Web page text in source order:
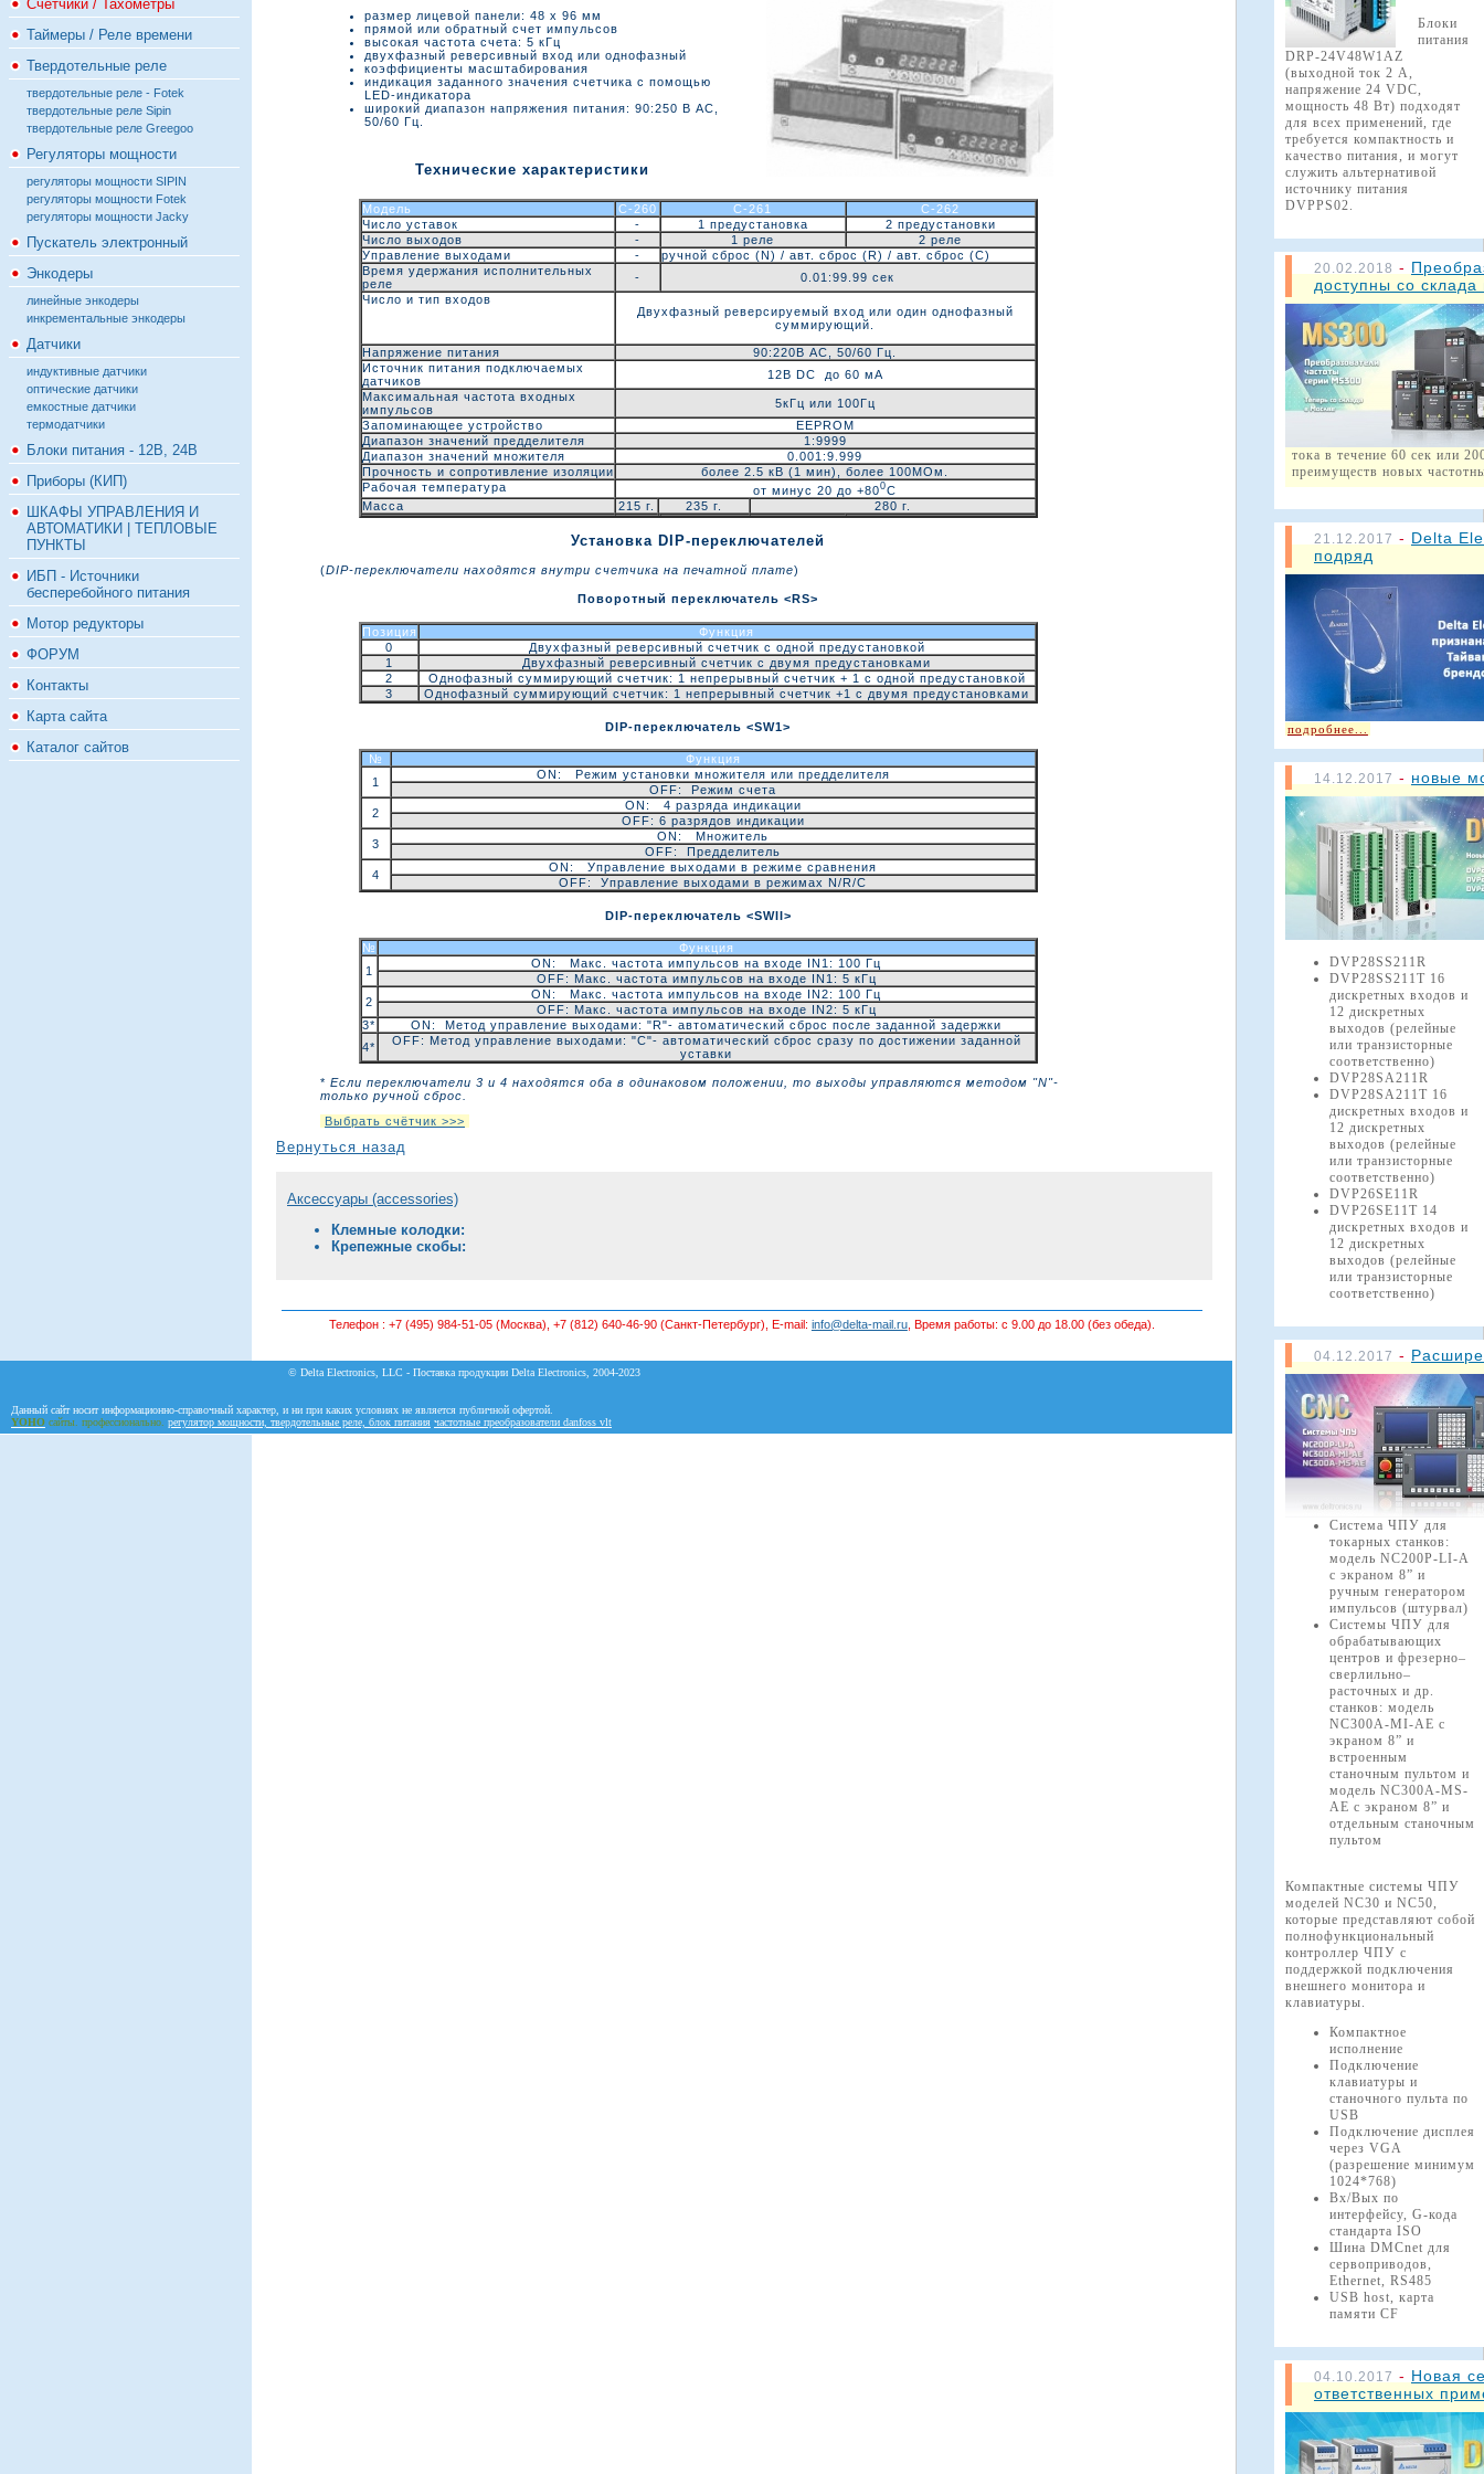
Блоки
питания
DRP-24V48W1AZ
(выходной ток 2 А,
напряжение 24 VDC,
мощность 48 Вт) подходят
для всех применений, где
требуется компактность и
качество питания, и могут
служить альтернативой
источнику питания
DVPPS02.
20.02.2018 -
доступны со
тока в течение 60 сек или
преимуществ новых
21.12.2017 - Delta
подряд
подробнее...
14.12.2017 - новые
DVP28SS211R
DVP28SS211T 16
дискретных входов и
12 дискретных
выходов (релейные
или транзисторные
соответственно)
DVP28SA211R
DVP28SA211T 16
дискретных входов и
12 дискретных
выходов (релейные
или транзисторные
соответственно)
DVP26SE11R
DVP26SE11T 14
дискретных входов и
12 дискретных
выходов (релейные
или транзисторные
соответственно)
04.12.2017 -
Система ЧПУ для
токарных станков:
модель NC200P-LI-A
с экраном 8” и
ручным генератором
импульсов (штурвал)
Системы ЧПУ для
обрабатывающих
центров и фрезерно–
сверлильно–
расточных и др.
станков: модель
NC300A-MI-AE с
экраном 8” и
встроенным
станочным пультом и
модель NC300A-MS-
AE с экраном 8” и
отдельным станочным
пультом
Компактные системы ЧПУ
моделей NC30 и NC50,
которые представляют собой
полнофункциональный
контроллер ЧПУ с
поддержкой подключения
внешнего монитора и
клавиатуры.
Компактное
исполнение
Подключение
клавиатуры и
станочного пульта по
USB
Подключение дисплея
через VGA
(разрешение минимум
1024*768)
Вх/Вых по
интерфейсу, G-кода
стандарта ISO
Шина DMCnet для
сервоприводов,
Ethernet, RS485
USB host, карта
памяти CF
04.10.2017 - Новая
ответственных
Счётчики / Тахометры
Таймеры / Реле времени
Твердотельные реле
твердотельные реле - Fotek
твердотельные реле Sipin
твердотельные реле Greegoo
Регуляторы мощности
регуляторы мощности SIPIN
регуляторы мощности Fotek
регуляторы мощности Jacky
Пускатель электронный
Энкодеры
линейные энкодеры
инкрементальные энкодеры
Датчики
индуктивные датчики
оптические датчики
емкостные датчики
термодатчики
Блоки питания - 12В, 24В
Приборы (КИП)
ШКАФЫ УПРАВЛЕНИЯ И
АВТОМАТИКИ | ТЕПЛОВЫЕ
ПУНКТЫ
ИБП - Источники
бесперебойного питания
Мотор редукторы
ФОРУМ
Контакты
Карта сайта
Каталог сайтов
размер лицевой панели: 48 х 96 мм
прямой или обратный счет импульсов
высокая частота счета: 5 кГц
двухфазный реверсивный вход или однофазный
коэффициенты масштабирования
индикация заданного значения счетчика с помощью
LED-индикатора
широкий диапазон напряжения питания: 90:250 В AC,
50/60 Гц.
Технические характеристики
Модель C-260 C-261
C-262
Число уставок
- 1 предустановка
2 предустановки
Число выходов
- 1 реле
2 реле
Управление выходами
-
ручной сброс (N) / авт. сброс (R) / авт. сброс (С)
Время удержания исполнительных
реле
-
0.01:99.99 сек
Число и тип входов
Двухфазный реверсируемый вход или один однофазный
суммирующий.
Напряжение питания
90:220В АС, 50/60 Гц.
Источник питания подключаемых
датчиков
12В DC до 60 мА
Максимальная частота входных
импульсов
5кГц или 100Гц
Запоминающее устройство
EEPROM
Диапазон значений предделителя
1:9999
Диапазон значений множителя
0.001:9.999
Прочность и сопротивление изоляции
более 2.5 кВ (1 мин), более 100МОм.
Рабочая температура
от минус 20 до +800С
Масса
215 г. 235 г. 280 г.
Установка DIP-переключателей
(DIP-переключатели находятся внутри счетчика на печатной плате)
Поворотный переключатель <RS>
Позиция
Функция
0
Двухфазный реверсивный счетчик с одной предустановкой
1
Двухфазный реверсивный счетчик с двумя предустановками
2
Однофазный суммирующий счетчик: 1 непрерывный счетчик + 1 с одной предустановкой
3
Однофазный суммирующий счетчик: 1 непрерывный счетчик +1 с двумя предустановками
DIP-переключатель <SW1>
№
Функция
1
ON: Режим установки множителя или предделителя
OFF: Режим счета
2
ON: 4 разряда индикации
OFF: 6 разрядов индикации
3
ON: Множитель
OFF: Предделитель
4
ON: Управление выходами в режиме сравнения
OFF: Управление выходами в режимах N/R/C
DIP-переключатель <SWII>
№
Функция
1
ON: Макс. частота импульсов на входе IN1: 100 Гц
OFF: Макс. частота импульсов на входе IN1: 5 кГц
2
ON: Макс. частота импульсов на входе IN2: 100 Гц
OFF: Макс. частота импульсов на входе IN2: 5 кГц
3*
ON: Метод управление выходами: "R"- автоматический сброс после заданной задержки
4*
OFF: Метод управление выходами: "С"- автоматический сброс сразу по достижении заданной
уставки
* Если переключатели 3 и 4 находятся оба в одинаковом положении, то выходы управляются методом "N"-
только ручной сброс.
Выбрать счётчик >>>
Вернуться назад
Аксессуары (accessories)
Клемные колодки:
Крепежные скобы:
Телефон : +7 (495) 984-51-05 (Москва), +7 (812) 640-46-90 (Санкт-Петербург), E-mail: info@delta-mail.ru, Время работы: с 9.00 до 18.00 (без обеда).
© Delta Electronics, LLC - Поставка продукции Delta Electronics, 2004-2023
Данный сайт носит информационно-справочный характер, и ни при каких условиях не является публичной офертой.
YOHO сайты. профессионально. регулятор мощности, твердотельные реле, блок питания частотные преобразователи danfoss vlt